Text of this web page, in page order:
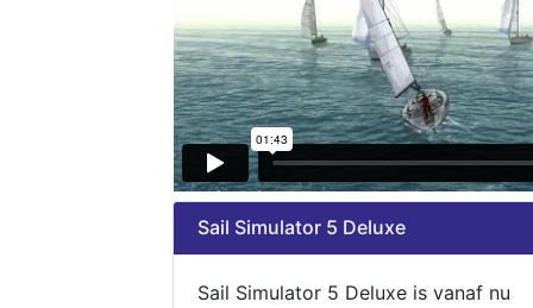
Sail Simulator 5 Deluxe
Sail Simulator 5 Deluxe is vanaf nu